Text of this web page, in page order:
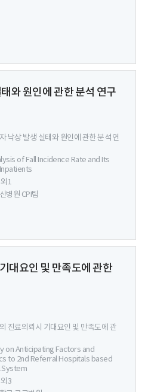
와 원인에 관한 분석 연구
낙상 발생 실태와 원인에 관한 분석 연
of Fall Incidence Rate and Its
1
병원 CPI팀
대요인 및 만족도에 관한
진료의뢰시 기대요인 및 만족도에 관
on Anticipating Factors and
to 2nd Referral Hospitals based
System
3